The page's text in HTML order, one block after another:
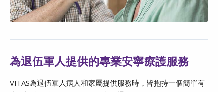
為退伍軍人提供的專業安寧療護服務
VITAS為退伍軍人病人和家屬提供服務時，皆抱持一個簡單有